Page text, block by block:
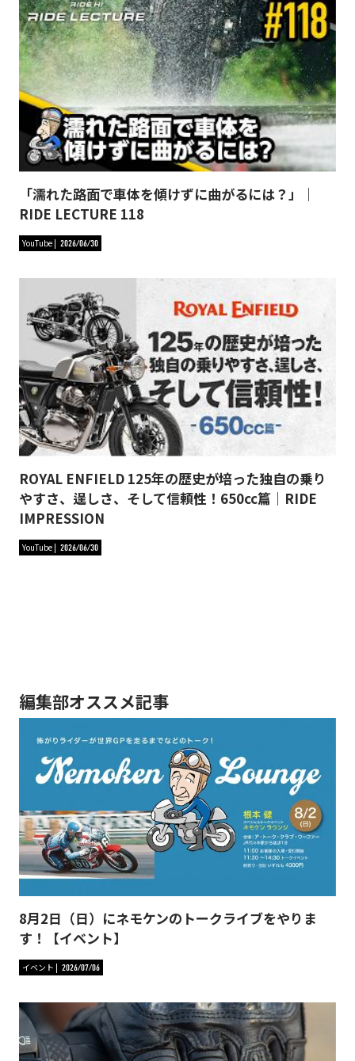
「濡れた路面で車体を傾けずに曲がるには？」｜
RIDE LECTURE 118
YouTube 2026/06/30
ROYAL ENFIELD 125年の歴史が培った独自の乗り
やすさ、逞しさ、そして信頼性！650cc篇｜RIDE
IMPRESSION
YouTube 2026/06/30
編集部オススメ記事
8月2日（日）にネモケンのトークライブをやりま
す！【イベント】
イベント 2026/07/06